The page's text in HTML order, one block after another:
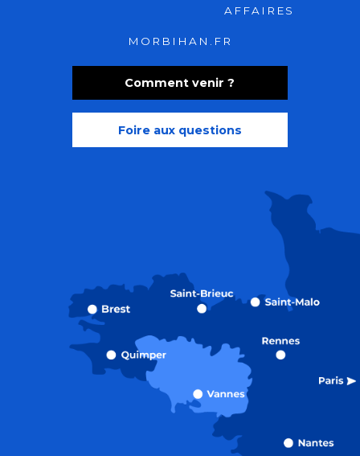
Comment venir ?
Foire aux questions
AFFAIRES
MORBIHAN.FR